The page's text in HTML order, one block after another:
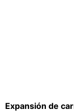
Expansión de